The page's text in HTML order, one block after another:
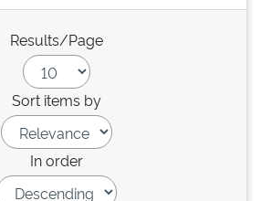
Results/Page
Sort items by
In order